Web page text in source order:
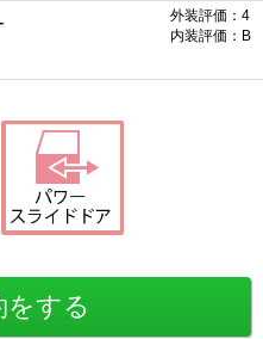
外装評価：4
内装評価：B